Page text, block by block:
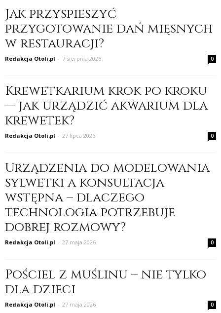
Jak przyspieszyć
przygotowanie dań mięsnych
w restauracji?
Redakcja Otoli.pl - 7 sierpnia 2026 0
Krewetkarium krok po kroku
— jak urządzić akwarium dla
krewetek?
Redakcja Otoli.pl - 27 lipca 2026 0
Urządzenia do modelowania
sylwetki a konsultacja
wstępna – dlaczego
technologia potrzebuje
dobrej rozmowy?
Redakcja Otoli.pl - 27 maja 2026 0
Pościel z muślinu – nie tylko
dla dzieci
Redakcja Otoli.pl - 27 maja 2026 0